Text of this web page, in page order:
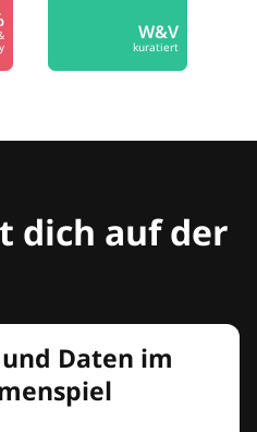
W&V
kuratiert
dich auf der
Daten im